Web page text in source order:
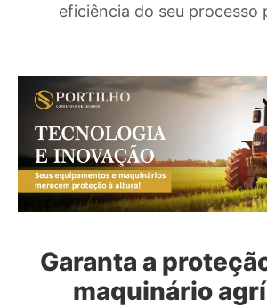
eficiência do seu processo
Garanta a
maquinário